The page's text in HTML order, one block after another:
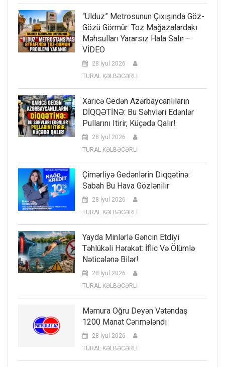
“Ulduz” Metrosunun Çıxışında Göz-
Gözü Görmür: Toz Mağazalardakı
Məhsulları Yararsız Hala Salır –
VİDEO
28 İyul 2026
TURAL KƏLBƏCƏRLİ
Xaricə Gedən Azərbaycanlıların
DİQQƏTİNƏ: Bu Səhvləri Edənlər
Pullarını Itirir, Küçədə Qalır!
28 İyul 2026
TURAL KƏLBƏCƏRLİ
Çimərliyə Gedənlərin Diqqətinə:
Sabah Bu Hava Gözlənilir
28 İyul 2026
TURAL KƏLBƏCƏRLİ
Yayda Minlərlə Gəncin Etdiyi
Təhlükəli Hərəkət: İflic Və Ölümlə
Nəticələnə Bilər!
28 İyul 2026
TURAL KƏLBƏCƏRLİ
Məmura Oğru Deyən Vətəndaş
1200 Manat Cərimələndi
28 İyul 2026
TURAL KƏLBƏCƏRLİ